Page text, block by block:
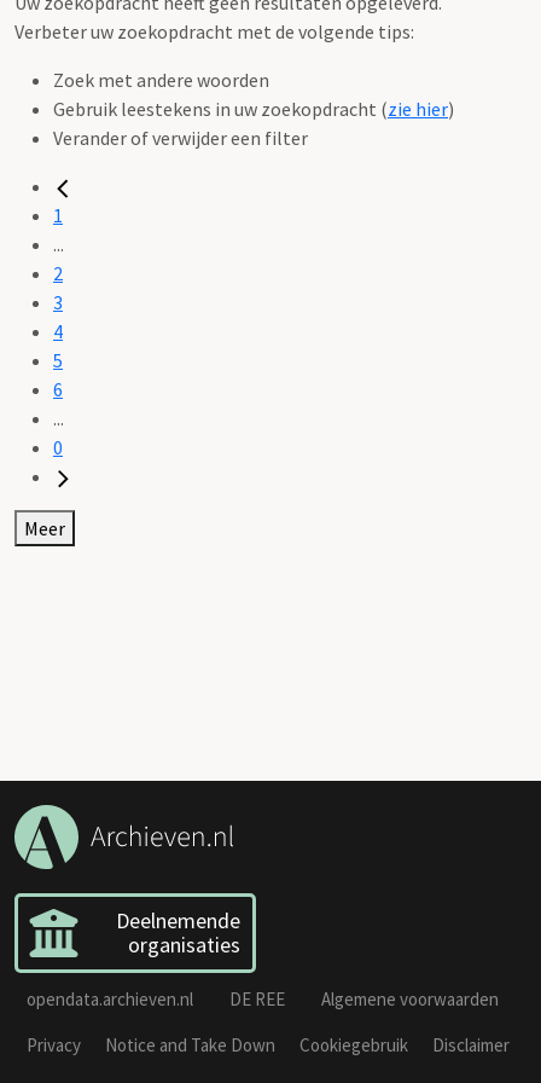
Verbeter uw zoekopdracht met de volgende tips:
Zoek met andere woorden
Gebruik leestekens in uw zoekopdracht (zie hier)
Verander of verwijder een filter
1
...
2
3
4
5
6
...
0
Meer
Deelnemende
organisaties
opendata.archieven.nl DE REE
Algemene voorwaarden
Privacy
Notice and Take Down Cookiegebruik
Disclaimer